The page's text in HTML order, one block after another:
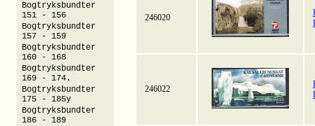
246020
246022
Bogtryksbundter
151 - 156
Bogtryksbundter
157 - 159
Bogtryksbundter
160 - 168
Bogtryksbundter
169 - 174.
Bogtryksbundter
175 - 185y
Bogtryksbundter
186 - 189